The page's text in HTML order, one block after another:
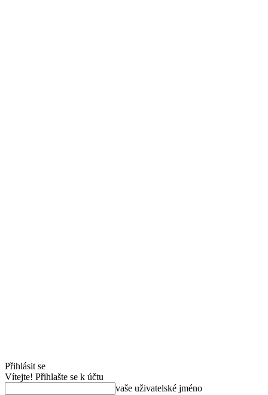
Přihlásit se
Vítejte! Přihlašte se k účtu
vaše uživatelské jméno